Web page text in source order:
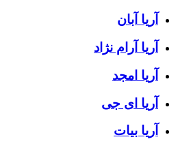
آریا آبان
آریا آرام نژاد
آریا امجد
آریا ای جی
آریا بیات